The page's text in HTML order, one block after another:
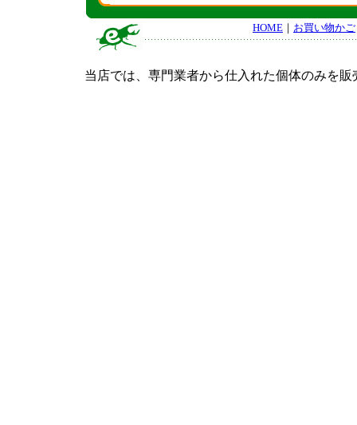
HOME ｜ お買い物かご
当店では、専門業者から仕入れた個体のみを